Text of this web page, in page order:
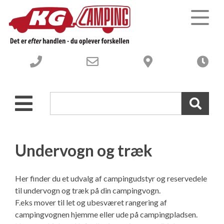
Nye Campingvogne
-----------------------------------
Autocampere og Vans
Engros Autocampere og Vans
Værksted – Velkommen til
Om os
Undervogn og træk
Her finder du et udvalg af campingudstyr og reservedele
til undervogn og træk på din campingvogn.
F.eks mover til let og ubesværet rangering af
campingvognen hjemme eller ude på campingpladsen.